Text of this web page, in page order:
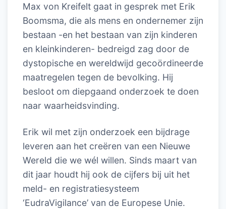
Max von Kreifelt gaat in gesprek met Erik
Boomsma, die als mens en ondernemer zijn
bestaan -en het bestaan van zijn kinderen
en kleinkinderen- bedreigd zag door de
dystopische en wereldwijd gecoördineerde
maatregelen tegen de bevolking. Hij
besloot om diepgaand onderzoek te doen
naar waarheidsvinding.
Erik wil met zijn onderzoek een bijdrage
leveren aan het creëren van een Nieuwe
Wereld die we wél willen. Sinds maart van
dit jaar houdt hij ook de cijfers bij uit het
meld- en registratiesysteem
‘EudraVigilance’ van de Europese Unie.